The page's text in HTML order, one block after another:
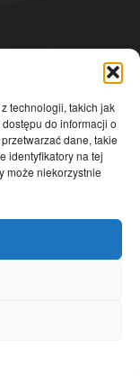
technologii, takich jak
do informacji o
dane, takie
identyfikatory na tej
może niekorzystnie
4601
4363
3639
2823